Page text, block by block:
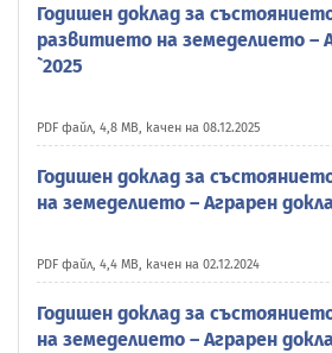
Годишен доклад за
развитието на земеделието –
`2025
PDF файл, 4,8 MB, качен на 08.12.2025
Годишен доклад за
на земеделието – Аграрен
PDF файл, 4,4 MB, качен на 02.12.2024
Годишен доклад за
на земеделието – Аграрен